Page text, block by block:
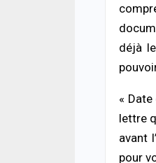
déjà
« Date
lettre
avant
pour